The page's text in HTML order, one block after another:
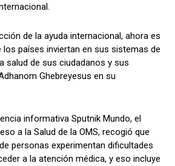
de la ayuda internacional, ahora es
países inviertan en sus sistemas de
salud de sus ciudadanos y sus
Ghebreyesus en su
informativa Sputnik Mundo, el
a la Salud de la OMS, recogió que
personas experimentan dificultades
a la atención médica, y eso incluye